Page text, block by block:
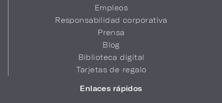
Empleos
Responsabilidad corporativa
Prensa
Blog
Biblioteca digital
Tarjetas de regalo
Enlaces rápidos